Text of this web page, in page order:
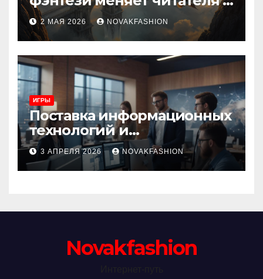
культуру
2 МАЯ 2026 NOVAKFASHION
ИГРЫ
Поставка информационных
технологий и
инновационные решения
3 АПРЕЛЯ 2026 NOVAKFASHION
Novakfashion